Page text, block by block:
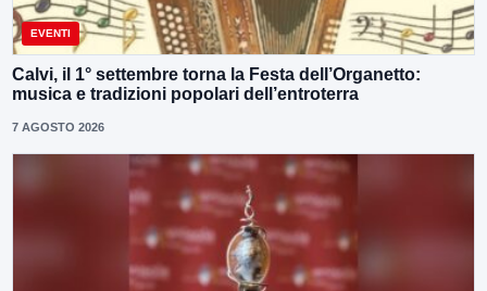
EVENTI
Calvi, il 1° settembre torna la Festa dell’Organetto:
musica e tradizioni popolari dell’entroterra
7 AGOSTO 2026